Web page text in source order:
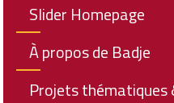
Slider Homepage
À propos de Badje
Projets thématiques